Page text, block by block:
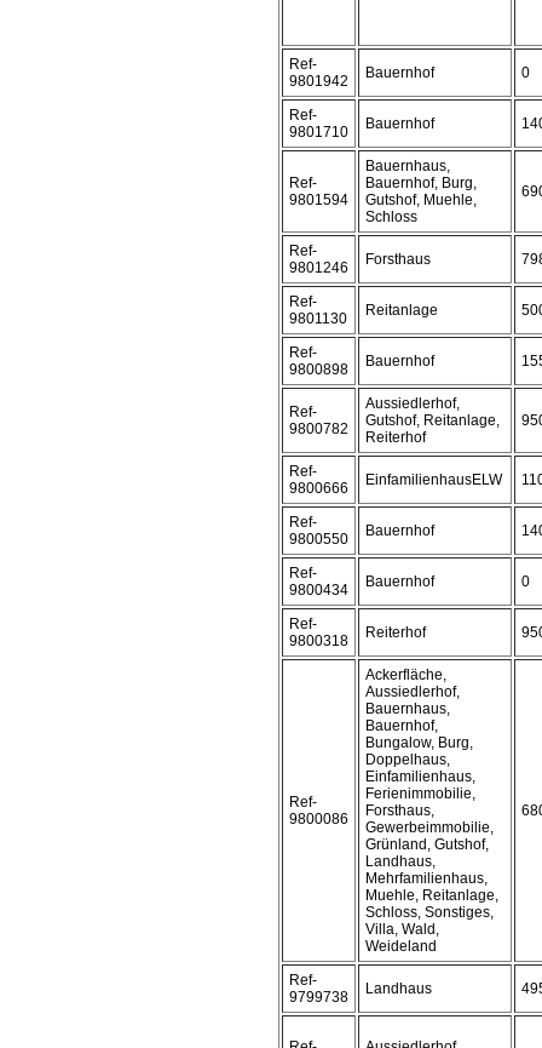
Ref-
9801942
Bauernhof 0
Ref-
9801710
Bauernhof
Ref-
9801594
Bauernhaus,
Bauernhof, Burg,
Gutshof, Muehle,
Schloss
Ref-
9801246
Forsthaus
Ref-
9801130
Reitanlage
Ref-
9800898
Bauernhof
Ref-
9800782
Aussiedlerhof,
Gutshof, Reitanlage,
Reiterhof
Ref-
9800666
EinfamilienhausELW
Ref-
9800550
Bauernhof
Ref-
9800434
Bauernhof 0
Ref-
9800318
Reiterhof
Ref-
9800086
Ackerfläche,
Aussiedlerhof,
Bauernhaus,
Bauernhof,
Bungalow, Burg,
Doppelhaus,
Einfamilienhaus,
Ferienimmobilie,
Forsthaus,
Gewerbeimmobilie,
Grünland, Gutshof,
Landhaus,
Mehrfamilienhaus,
Muehle, Reitanlage,
Schloss, Sonstiges,
Villa, Wald,
Weideland
Ref-
9799738
Landhaus